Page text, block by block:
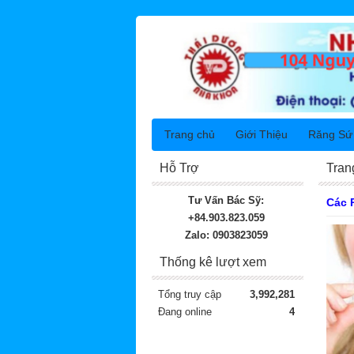
Các
Hỗ Trợ
Tư Vấn Bác Sỹ:
+84.903.823.059
Zalo: 0903823059
Thống kê lượt xem
Tổng truy cập
3,992,281
Đang online
4
Trang chủ Giới Thiệu Răng Sứ